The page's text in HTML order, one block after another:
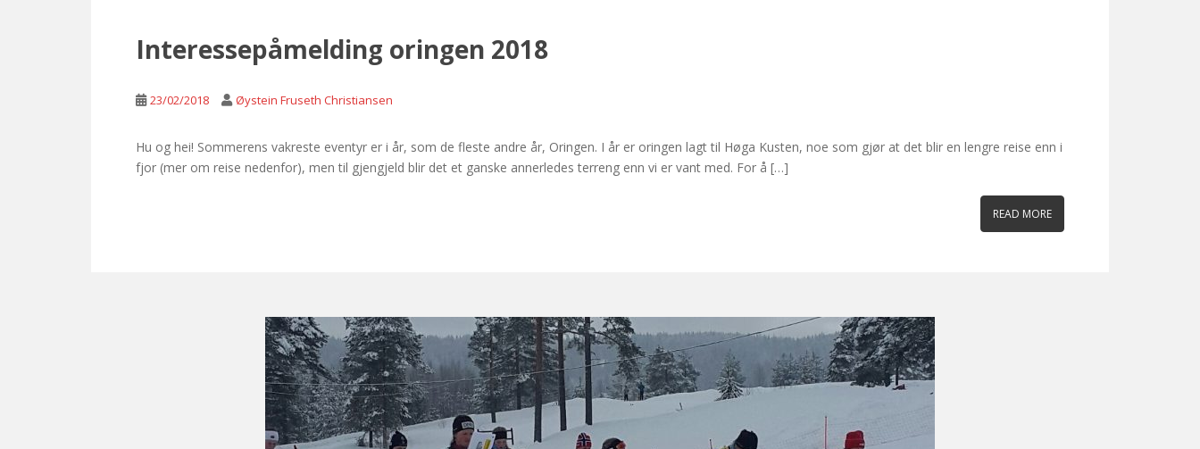
Interessepåmelding oringen 2018
23/02/2018 Øystein Fruseth Christiansen
Hu og hei! Sommerens vakreste eventyr er i år, som de fleste andre år, Oringen. I år er oringen lagt til Høga Kusten, noe som gjør at det blir en lengre reise enn i
fjor (mer om reise nedenfor), men til gjengjeld blir det et ganske annerledes terreng enn vi er vant med. For å […]
READ MORE